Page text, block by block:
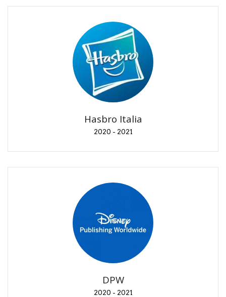
Hasbro Italia
2020 - 2021
Hasbro Italia
2020 - 2021
Fan feedback, recensioni, promozione lancio
prodotti.
DPW
2020 - 2021
DPW
2020 - 2021
Pubblicazioni recensioni ARC (Advanced Review